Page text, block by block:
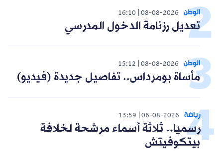
الوطن 08-08-2026
16:10
تعديل رزنامة الدخول المدرسي
الوطن 08-08-2026
15:12
مأساة بومرداس.. تفاصيل جديدة (فيديو)
رياضة 06-08-2026
13:59
رسميا.. ثلاثة أسماء مرشحة لخلافة
بيتكوفيتش